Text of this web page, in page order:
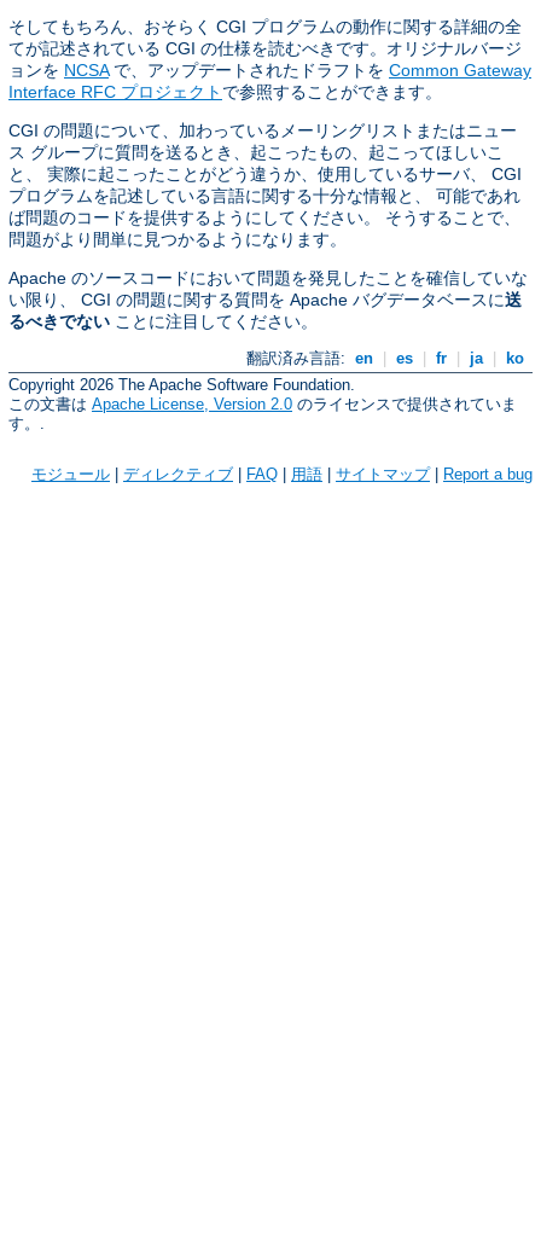
そしてもちろん、おそらく CGI プログラムの動作に関する詳細の全
てが記述されている CGI の仕様を読むべきです。オリジナルバージ
ョンを NCSAで、アップデートされたドラフトを Common Gateway
Interface RFC プロジェクト で参照することができます。
CGI の問題について、加わっているメーリングリストまたはニュー
ス グループに質問を送るとき、起こったもの、起こってほしいこ
と、 実際に起こったことがどう違うか、使用しているサーバ、 CGI
プログラムを記述している言語に関する十分な情報と、 可能であれ
ば問題のコードを提供するようにしてください。 そうすることで、
問題がより間単に見つかるようになります。
Apache のソースコードにおいて問題を発見したことを確信していな
い限り、 CGI の問題に関する質問を Apache バグデータベースに送
るべきでない ことに注目してください。
翻訳済み言語: en | es | fr | ja | ko
Copyright 2026 The Apache Software Foundation.
この文書は Apache License, Version 2.0 のライセンスで提供されていま
す。.
モジュール ディレクティブ FAQ 用語 サイトマップ| Report a bug